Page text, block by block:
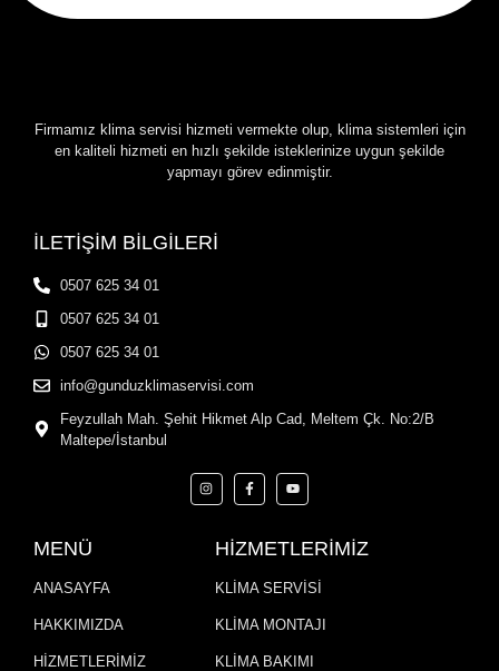
Firmamız klima servisi hizmeti vermekte olup, klima sistemleri için
en kaliteli hizmeti en hızlı şekilde isteklerinize uygun şekilde
yapmayı görev edinmiştir.
İLETİŞİM BİLGİLERİ
0507 625 34 01
0507 625 34 01
0507 625 34 01
info@gunduzklimaservisi.com
Feyzullah Mah. Şehit Hikmet Alp Cad, Meltem Çk. No:2/B
Maltepe/İstanbul
MENÜ
ANASAYFA
HAKKIMIZDA
HİZMETLERİMİZ
HİZMETLERİMİZ
KLİMA SERVİSİ
KLİMA MONTAJI
KLİMA BAKIMI